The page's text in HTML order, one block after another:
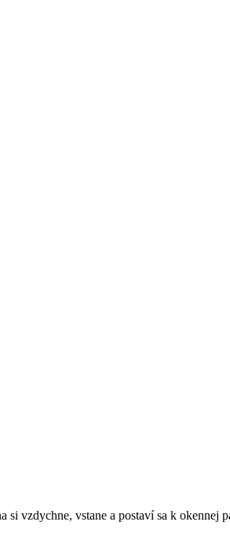
vzdychne, vstane a postaví sa k okennej